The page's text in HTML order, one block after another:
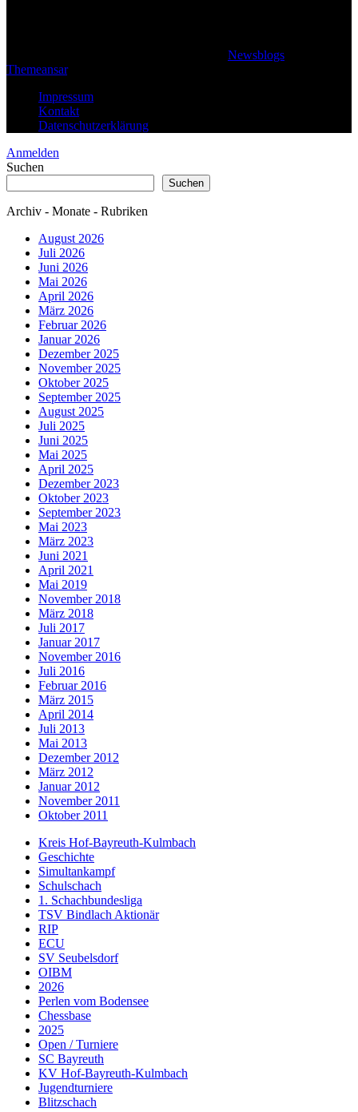
Newsblogs
Themeansar.
Impressum
Kontakt
Datenschutzerklärung
Anmelden
Suchen
Suchen
Archiv - Monate - Rubriken
August 2026
Juli 2026
Juni 2026
Mai 2026
April 2026
März 2026
Februar 2026
Januar 2026
Dezember 2025
November 2025
Oktober 2025
September 2025
August 2025
Juli 2025
Juni 2025
Mai 2025
April 2025
Dezember 2023
Oktober 2023
September 2023
Mai 2023
März 2023
Juni 2021
April 2021
Mai 2019
November 2018
März 2018
Juli 2017
Januar 2017
November 2016
Juli 2016
Februar 2016
März 2015
April 2014
Juli 2013
Mai 2013
Dezember 2012
März 2012
Januar 2012
November 2011
Oktober 2011
Kreis Hof-Bayreuth-Kulmbach
Geschichte
Simultankampf
Schulschach
1. Schachbundesliga
TSV Bindlach Aktionär
RIP
ECU
SV Seubelsdorf
OIBM
2026
Perlen vom Bodensee
Chessbase
2025
Open / Turniere
SC Bayreuth
KV Hof-Bayreuth-Kulmbach
Jugendturniere
Blitzschach